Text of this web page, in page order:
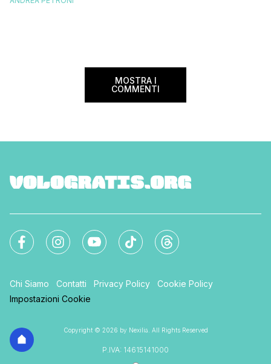
Giornalettismo e […]
MOSTRA I
COMMENTI
Chi Siamo Contatti Privacy Policy
Cookie Policy
Impostazioni Cookie
Copyright © 2026 by Nexilia. All Rights Reserved
P.IVA: 14615141000